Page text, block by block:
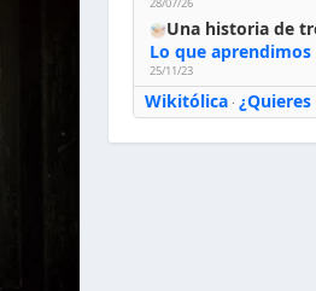
Una historia de
25/11/23
Wikitólica·